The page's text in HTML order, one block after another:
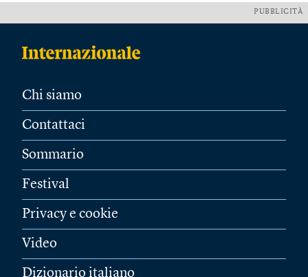
PUBBLICITÀ
Chi siamo
Contattaci
Sommario
Festival
Privacy e cookie
Video
Dizionario italiano